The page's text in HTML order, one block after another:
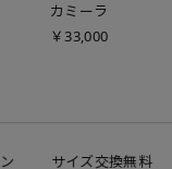
カミーラ
￥33,000
サイズ交換無料